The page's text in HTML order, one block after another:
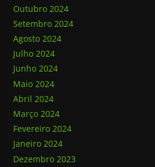
Outubro 2024
Setembro 2024
Agosto 2024
Julho 2024
Junho 2024
Maio 2024
Abril 2024
Março 2024
Fevereiro 2024
Janeiro 2024
Dezembro 2023